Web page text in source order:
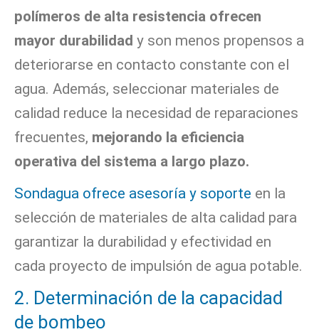
polímeros de alta resistencia ofrecen
mayor durabilidad y son menos propensos a
deteriorarse en contacto constante con el
agua. Además, seleccionar materiales de
calidad reduce la necesidad de reparaciones
frecuentes, mejorando la eficiencia
operativa del sistema a largo plazo.
Sondagua ofrece asesoría y soporte en la
selección de materiales de alta calidad para
garantizar la durabilidad y efectividad en
cada proyecto de impulsión de agua potable.
2. Determinación de la capacidad
de bombeo